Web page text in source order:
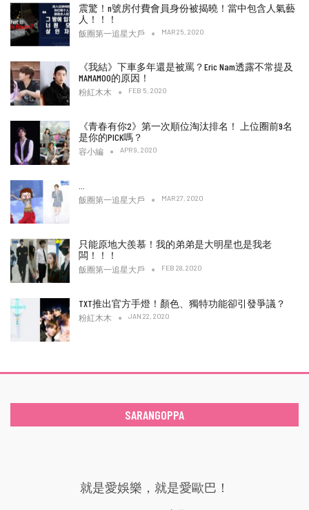
震驚！n號房付費會員身份被揭曉！當中包含人氣藝
人！！！
飯圈第一追星大戶 MAR 25, 2020
《我結》下車多年還是被罵？Eric Nam透露不常提及
MAMAMOO的原因！
粉紅木木 FEB 5, 2020
《青春有你2》第一次順位淘汰排名！ 上位圈前9名
是你的PICK嗎？
容小編 APR 9, 2020
飯圈第一追星大戶 MAR 27, 2020
只能原地大羨慕！我的弟弟是大明星也是我老
闆！！！
飯圈第一追星大戶 FEB 28, 2020
TXT推出官方手燈！顏色、獨特功能卻引發爭議？
粉紅木木 JAN 22, 2020
SARANGOPPA
就是愛娛樂，就是愛歐巴！